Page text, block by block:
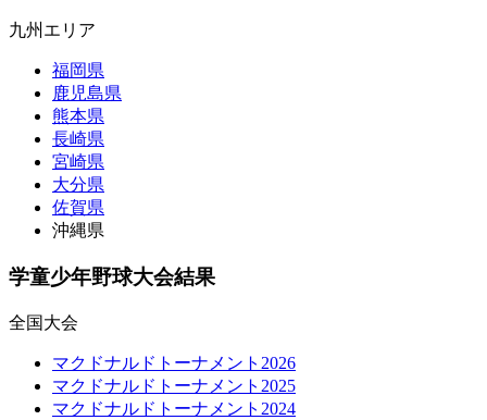
九州エリア
福岡県
鹿児島県
熊本県
長崎県
宮崎県
大分県
佐賀県
沖縄県
学童少年野球大会結果
全国大会
マクドナルドトーナメント2026
マクドナルドトーナメント2025
マクドナルドトーナメント2024